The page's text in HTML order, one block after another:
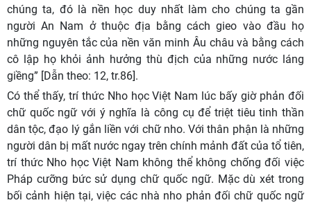
chúng ta, đó là nền học duy nhất làm cho chúng ta gần
người An Nam ở thuộc địa bằng cách gieo vào đầu họ
những nguyên tắc của nền văn minh Âu châu và bằng cách
cô lập họ khỏi ảnh hưởng thù địch của những nước láng
giềng” [Dẫn theo: 12, tr.86].
Có thể thấy, trí thức Nho học Việt Nam lúc bấy giờ phản đối
chữ quốc ngữ với ý nghĩa là công cụ để triệt tiêu tinh thần
dân tộc, đạo lý gắn liền với chữ nho. Với thân phận là những
người dân bị mất nước ngay trên chính mảnh đất của tổ tiên,
trí thức Nho học Việt Nam không thể không chống đối việc
Pháp cưỡng bức sử dụng chữ quốc ngữ. Mặc dù xét trong
bối cảnh hiện tại, việc các nhà nho phản đối chữ quốc ngữ